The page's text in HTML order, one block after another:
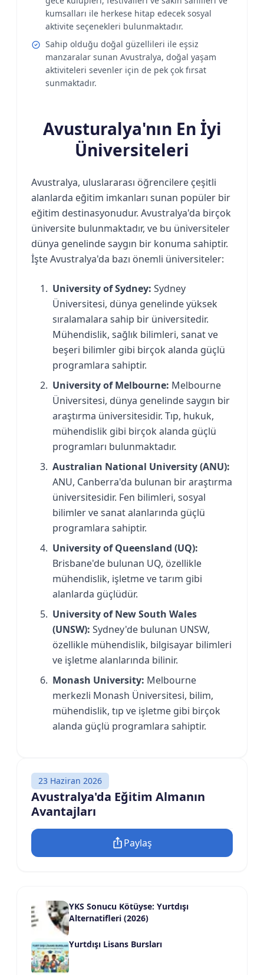
kumsalları ile herkese hitap edecek sosyal
aktivite seçenekleri bulunmaktadır.
Sahip olduğu doğal güzellileri ile eşsiz
manzaralar sunan Avustralya, doğal yaşam
aktiviteleri sevenler için de pek çok fırsat
sunmaktadır.
Avusturalya'nın En İyi
Üniversiteleri
Avustralya, uluslararası öğrencilere çeşitli
alanlarda eğitim imkanları sunan popüler bir
eğitim destinasyonudur. Avustralya'da birçok
üniversite bulunmaktadır, ve bu üniversiteler
dünya genelinde saygın bir konuma sahiptir.
İşte Avustralya'da bazı önemli üniversiteler:
University of Sydney: Sydney
Üniversitesi, dünya genelinde yüksek
sıralamalara sahip bir üniversitedir.
Mühendislik, sağlık bilimleri, sanat ve
beşeri bilimler gibi birçok alanda güçlü
programlara sahiptir.
University of Melbourne: Melbourne
Üniversitesi, dünya genelinde saygın bir
araştırma üniversitesidir. Tıp, hukuk,
mühendislik gibi birçok alanda güçlü
programları bulunmaktadır.
Australian National University (ANU):
ANU, Canberra'da bulunan bir araştırma
üniversitesidir. Fen bilimleri, sosyal
bilimler ve sanat alanlarında güçlü
programlara sahiptir.
University of Queensland (UQ):
Brisbane'de bulunan UQ, özellikle
mühendislik, işletme ve tarım gibi
alanlarda güçlüdür.
University of New South Wales
(UNSW): Sydney'de bulunan UNSW,
özellikle mühendislik, bilgisayar bilimleri
ve işletme alanlarında bilinir.
Monash University: Melbourne
merkezli Monash Üniversitesi, bilim,
mühendislik, tıp ve işletme gibi birçok
alanda güçlü programlara sahiptir.
23 Haziran 2026
Avustralya'da Eğitim Almanın
Avantajları
Paylaş
YKS Sonucu Kötüyse: Yurtdışı
Alternatifleri (2026)
Yurtdışı Lisans Bursları